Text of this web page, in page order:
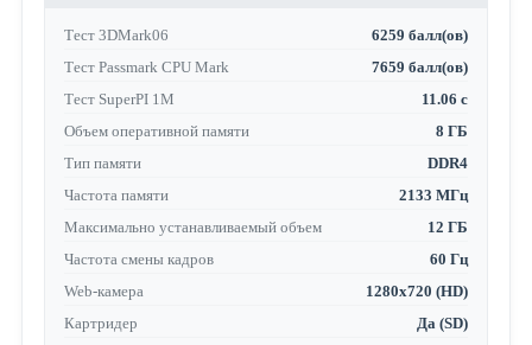
Тест 3DMark06
6259 балл(ов)
Тест Passmark CPU Mark
7659 балл(ов)
Тест SuperPI 1M
11.06 с
Объем оперативной памяти
8 ГБ
Тип памяти
DDR4
Частота памяти
2133 МГц
Максимально устанавливаемый объем
12 ГБ
Частота смены кадров
60 Гц
Web-камера
1280x720 (HD)
Картридер
Да (SD)